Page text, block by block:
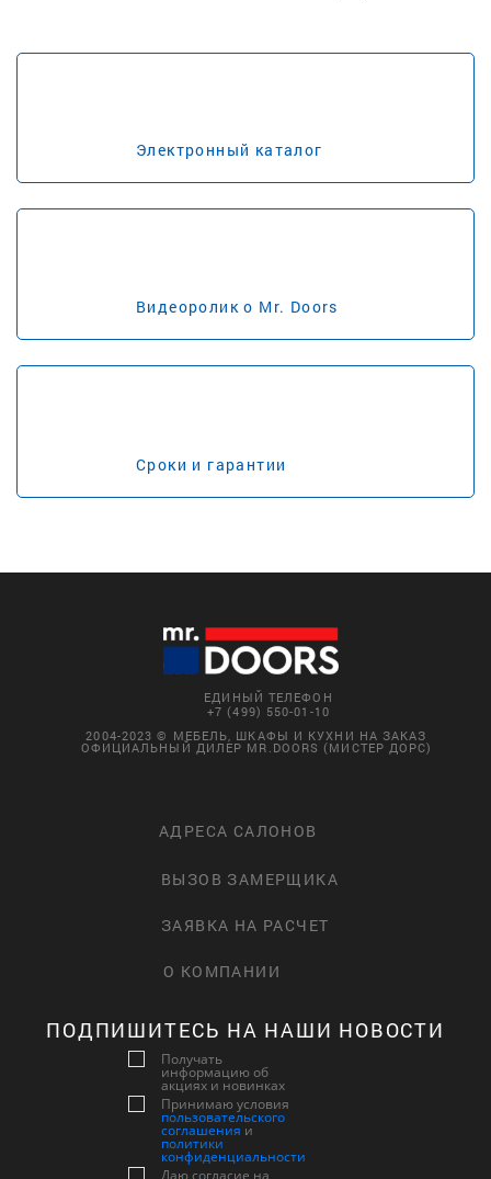
Электронный каталог
Видеоролик о Mr. Doors
Сроки и гарантии
ЕДИНЫЙ ТЕЛЕФОН
+7 (499) 550-01-10
2004-2023 © МЕБЕЛЬ, ШКАФЫ И КУХНИ НА ЗАКАЗ
ОФИЦИАЛЬНЫЙ ДИЛЕР MR.DOORS (МИСТЕР ДОРС)
АДРЕСА САЛОНОВ
ВЫЗОВ ЗАМЕРЩИКА
ЗАЯВКА НА РАСЧЕТ
О КОМПАНИИ
ПОДПИШИТЕСЬ НА НАШИ НОВОСТИ
Получать
информацию об
акциях и новинках
Принимаю условия
пользовательского
соглашения и
политики
конфиденциальности